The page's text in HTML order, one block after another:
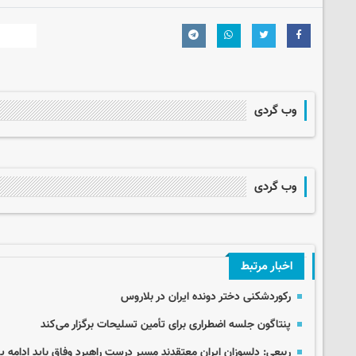
وب گردی
وب گردی
اخبار مرتبط
رکوردشکنی دختر دونده ایران در بلاروس
پنتاگون جلسه اضطراری برای تأمین تسلیحات برگزار می‌کند